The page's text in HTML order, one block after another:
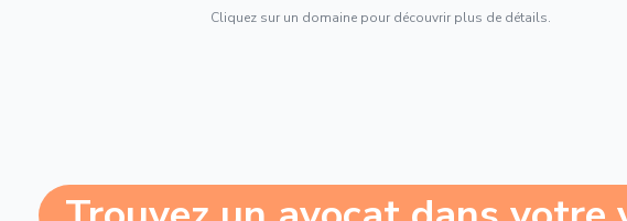
Cliquez sur un domaine pour découvrir plus de détails.